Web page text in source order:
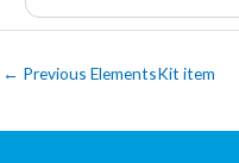
← Previous ElementsKit item